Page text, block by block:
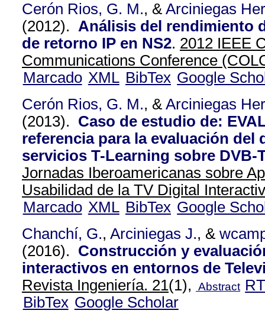
Cerón Rios, G. M., & Arciniegas
(2012). Análisis del rendimiento
de retorno IP en NS2. 2012 IEEE
Communications Conference
Marcado XML BibTex Google
Cerón Rios, G. M., & Arciniegas
(2013). Caso de estudio de:
referencia para la evaluación del
servicios T-Learning sobre DVB-
Jornadas Iberoamericanas sobre
Usabilidad de la TV Digital
Marcado XML BibTex Google
Chanchí, G., Arciniegas J., &
(2016). Construcción y
interactivos en entornos de
Revista Ingeniería. 21(1), Abstract
BibTex Google Scholar